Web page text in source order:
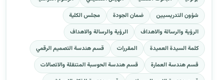
شؤون التدريسيين
ضمان الجودة
مجلس الكلية
الرؤية والرسالة والاهداف
الرؤية والرسالة والاهداف
كلمة السيدة العميدة
المقررات
قسم هندسة التصميم الرقمي
قسم هندسة العمارة
قسم هندسة الحوسبة المتنقلة والاتصالات